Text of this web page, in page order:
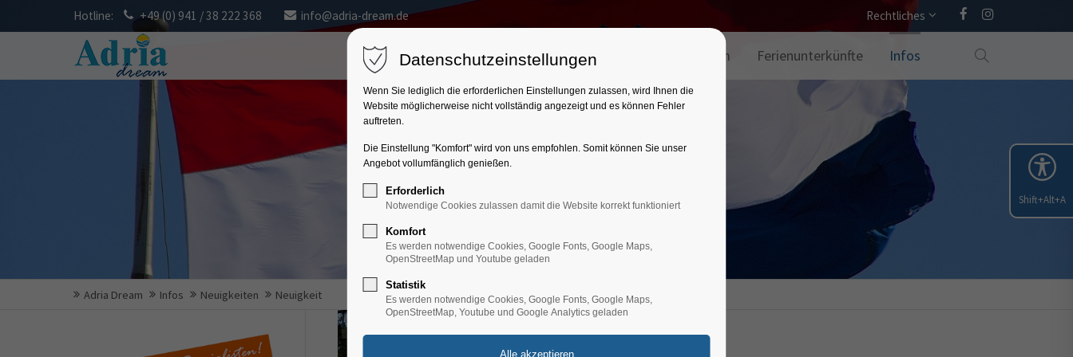
Hotline: +49 (0) 941 / 38 222 368 info@adria-dream.de Rechtliches
Home Kroatien Trainingslager Gruppenprogramm Ferienunterkünfte Infos
Adria Dream Infos Neuigkeiten Neuigkeit
Datenschutzeinstellungen
Wenn Sie lediglich die erforderlichen Einstellungen zulassen, wird Ihnen die
Website möglicherweise nicht vollständig angezeigt und es können Fehler
auftreten.
Die Einstellung "Komfort" wird von uns empfohlen. Somit können Sie unser
Angebot vollumfänglich genießen.
Erforderlich
Notwendige Cookies zulassen damit die Website korrekt funktioniert
Komfort
Es werden notwendige Cookies, Google Fonts, Google Maps,
OpenStreetMap und Youtube geladen
Statistik
Es werden notwendige Cookies, Google Fonts, Google Maps,
OpenStreetMap, Youtube und Google Analytics geladen
Shift+Alt+A